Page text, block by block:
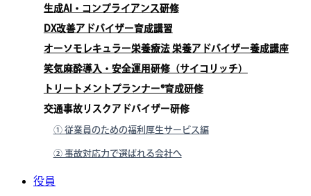
生成AI・コンプライアンス研修
DX改善アドバイザー育成講習
オーソモレキュラー栄養療法 栄養アドバイザー養成講座
笑気麻酔導入・安全運用研修（サイコリッチ）
トリートメントプランナー®育成研修
交通事故リスクアドバイザー研修
① 従業員のための福利厚生サービス編
② 事故対応力で選ばれる会社へ
役員